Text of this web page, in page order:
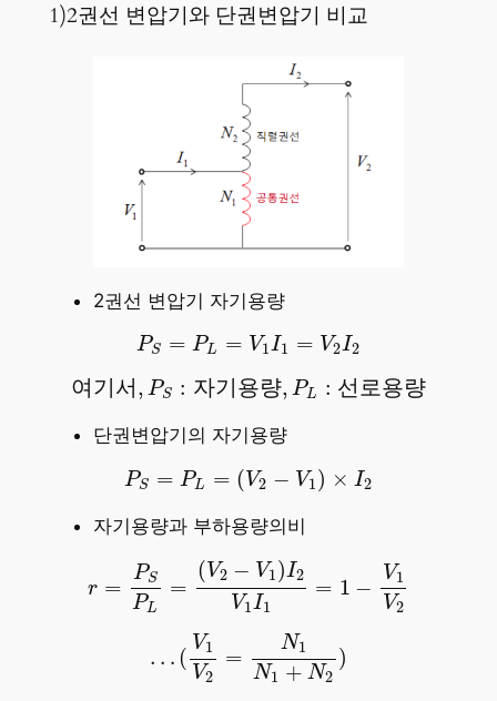
1)2권선 변압기와 단권변압기 비교
2권선 변압기 자기용량
PS = PL = V1 I1 = V2 I2
=P V1I 1= 2I2
여 기 서 , PS : 자기 용량, PL : 선 로용량
여기 서 ,P 자 기 용 량 PL 선로용량
단권변압기의 자기용량
PS = PL = ( V2 − V1) × I2
=P (V2 V1) × I2
자기용량과 부하용량의비
r =
PS
PL
=
( V2 − V1)I2
V1I1
= 1 −
V1
V2
SP V2− )I2V 1V
… (
V1
V2
=
N1
N1 + N2
)
1V N1+